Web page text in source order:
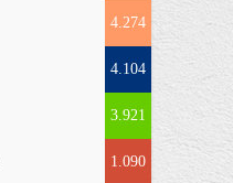
4.274
4.104
3.921
1.090